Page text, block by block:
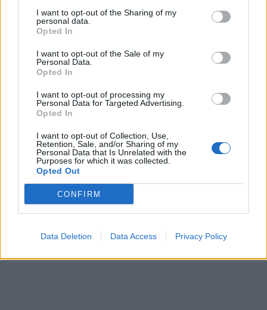
I want to opt-out of the Sharing of my
personal data.
Opted In
I want to opt-out of the Sale of my
Personal Data.
Opted In
I want to opt-out of processing my
Personal Data for Targeted Advertising.
Opted In
I want to opt-out of Collection, Use,
Retention, Sale, and/or Sharing of my
Personal Data that Is Unrelated with the
Purposes for which it was collected.
Opted Out
CONFIRM
Data Deletion Data Access Privacy Policy
Epic Games Store: Κατεβάστε εντελώς
free τα Rising Storm 2: Vietnam και ABZU!
ΠΈΤΡΟΣ ΚΥΠΡΑΊΟΣ
Το Epic Games Store είναι γνωστό ότι μας «κακομαθαίνει»
κάθε Πέμπτη, με δωρεάν τίτλους που αν μη τι άλλο πολύ…